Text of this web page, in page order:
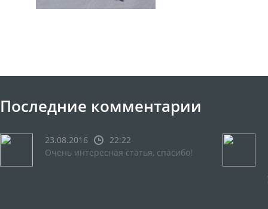
Последние комментарии
23.08.2016
22:22
Очень интересная статья, спасибо!